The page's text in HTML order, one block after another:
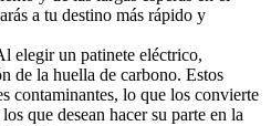
a tu destino más rápido y
elegir un patinete eléctrico,
de la huella de carbono. Estos
contaminantes, lo que los convierte
que desean hacer su parte en la